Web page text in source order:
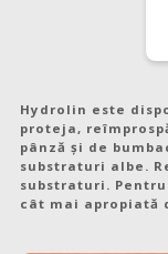
Hydrolin este
proteja,
pânză și de
substraturi albe.
substraturi.
cât mai apropiată